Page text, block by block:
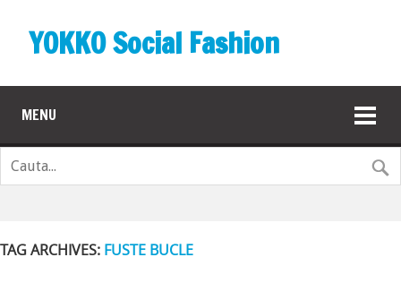
YOKKO Social Fashion
MENU
TAG ARCHIVES: FUSTE BUCLE